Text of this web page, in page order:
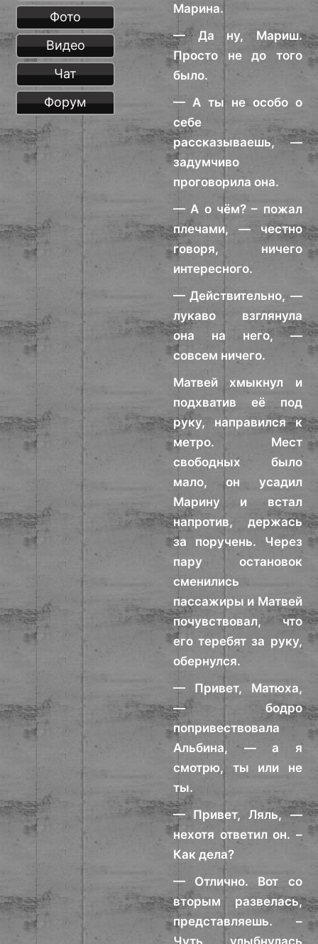
Марина.
— Да ну, Мариш.
Просто не до того
было.
— А ты не особо о
себе
рассказываешь, —
задумчиво
проговорила она.
— А о чём? – пожал
плечами, — честно
говоря, ничего
интересного.
— Действительно, —
лукаво взглянула
она на него, —
совсем ничего.
Матвей хмыкнул и
подхватив её под
руку, направился к
метро. Мест
свободных было
мало, он усадил
Марину и встал
напротив, держась
за поручень. Через
пару остановок
сменились
пассажиры и Матвей
почувствовал, что
его теребят за руку,
обернулся.
— Привет, Матюха,
— бодро
попривествовала
Альбина, — а я
смотрю, ты или не
ты.
— Привет, Ляль, —
нехотя ответил он. –
Как дела?
— Отлично. Вот со
вторым развелась,
представляешь. –
Чуть улыбнулась
Фото
Видео
Чат
Форум